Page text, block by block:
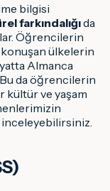
bilgisi
farkındalığıda
Öğrencilerin
konuşan ülkelerin
Almanca
Bu da öğrencilerin
kültür ve yaşam